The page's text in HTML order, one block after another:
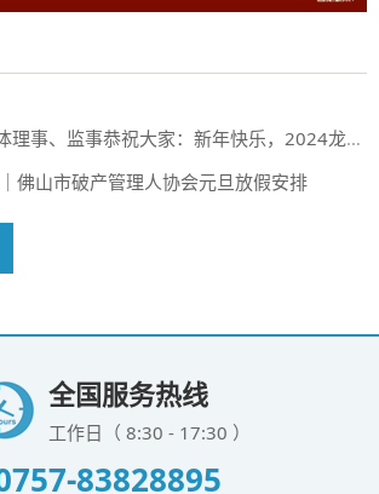
、监事恭祝大家：新年快乐，2024龙行龘龘，前程朤朤！
佛山市破产管理人协会元旦放假安排
全国服务热线
工作日（ 8:30 - 17:30 ）
83828895